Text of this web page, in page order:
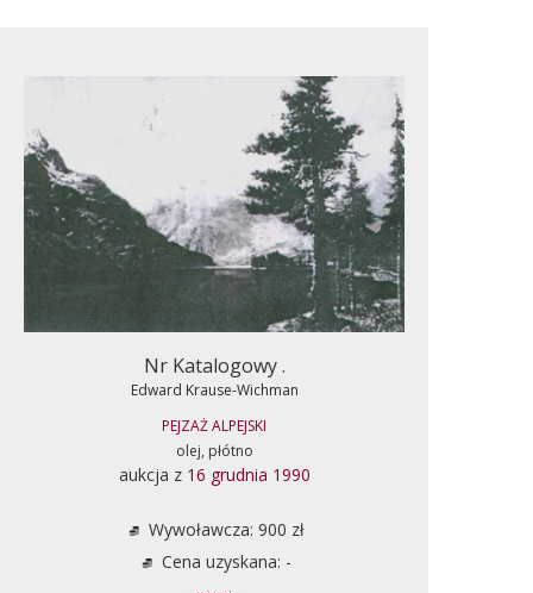
Nr Katalogowy .
Edward Krause-Wichman
PEJZAŻ ALPEJSKI
olej, płótno
aukcja z 16 grudnia 1990
Wywoławcza: 900 zł
Cena uzyskana: -